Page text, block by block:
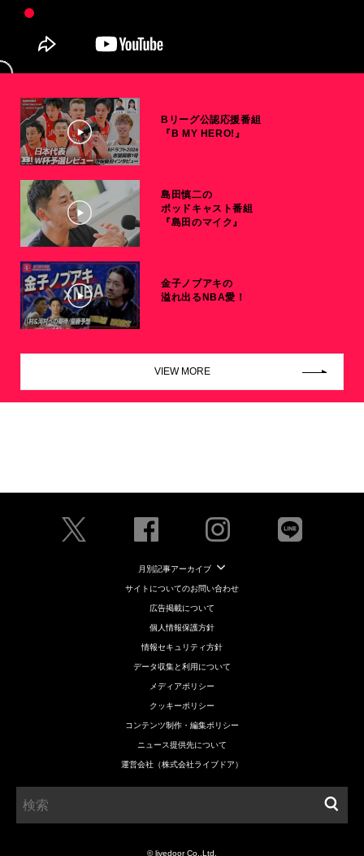
Bリーグ公認応援番組
『B MY HERO!』
島田慎二の
ポッドキャスト番組
『島田のマイク』
金子ノブアキの
溢れ出るNBA愛！
VIEW MORE
月別記事アーカイブ
サイトについてのお問い合わせ
広告掲載について
個人情報保護方針
情報セキュリティ方針
データ収集と利用について
メディアポリシー
クッキーポリシー
コンテンツ制作・編集ポリシー
ニュース提供先について
運営会社（株式会社ライブドア）
© livedoor Co.,Ltd.